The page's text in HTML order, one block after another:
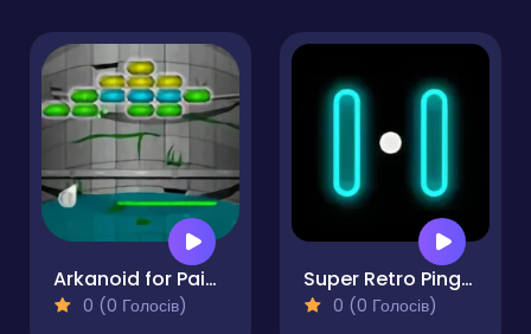
Arkanoid for Painters
0 (0 Голосів)
Super Retro Ping-Pong
0 (0 Голосів)